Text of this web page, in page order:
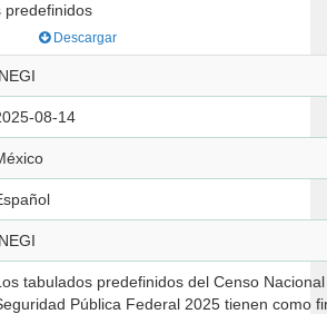
predefinidos
Descargar
08-14
tabulados predefinidos del Censo
Pública Federal 2025 tienen como